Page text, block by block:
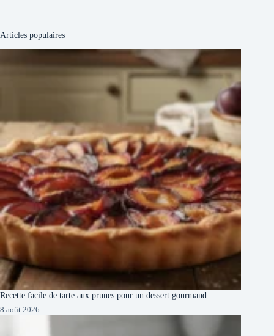
Articles populaires
Recette facile de tarte aux prunes pour un dessert gourmand
8 août 2026